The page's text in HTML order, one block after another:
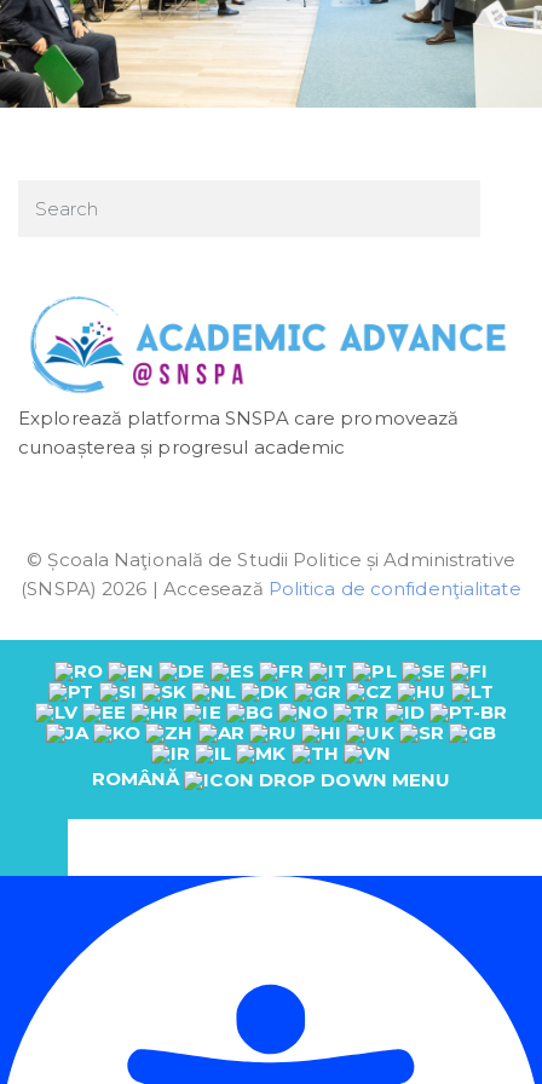
Explorează platforma SNSPA care promovează
cunoașterea și progresul academic
© Școala Naţională de Studii Politice și Administrative
(SNSPA) 2026 | Accesează Politica de confidenţialitate
ROMÂNĂ